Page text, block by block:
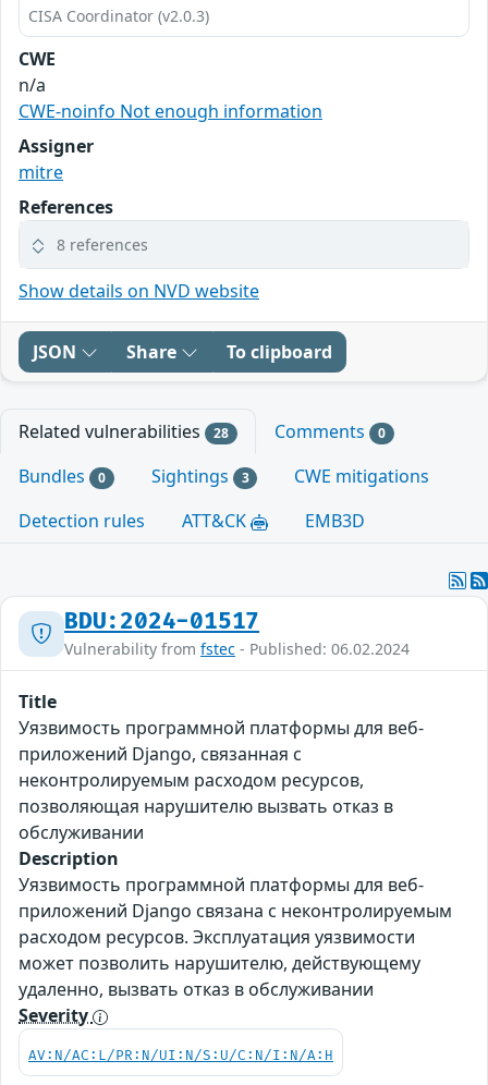
CISA Coordinator (v2.0.3)
CWE
n/a
CWE-noinfo Not enough information
Assigner
mitre
References
8 references
Show details on NVD website
JSON Share To clipboard
Related vulnerabilities 28 Comments 0
Bundles 0 Sightings 3
CWE mitigations
Detection rules
ATT&CK EMB3D
BDU:2024-01517
Vulnerability from fstec - Published: 06.02.2024
Title
Уязвимость программной платформы для веб-
приложений Django, связанная с
неконтролируемым расходом ресурсов,
позволяющая нарушителю вызвать отказ в
обслуживании
Description
Уязвимость программной платформы для веб-
приложений Django связана с неконтролируемым
расходом ресурсов. Эксплуатация уязвимости
может позволить нарушителю, действующему
удаленно, вызвать отказ в обслуживании
Severity
AV:N/AC:L/PR:N/UI:N/S:U/C:N/I:N/A:H